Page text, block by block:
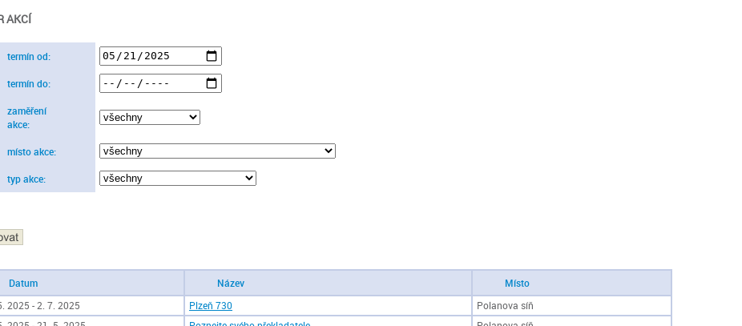
AKCÍ
termín od:
termín do:
zaměření
akce:
místo akce:
typ akce:
Datum Název
Místo
2025 - 2. 7. 2025
Plzeň 730
Polanova síň